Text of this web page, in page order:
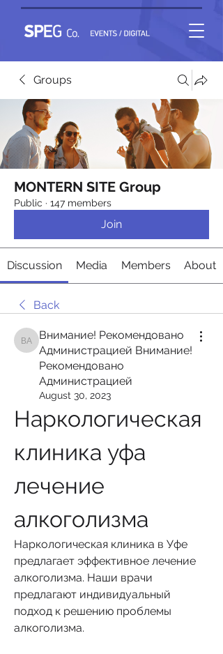
Groups
MONTERN SITE Group
Public · 147 members
Join
Discussion Media Members About
Back
Внимание! Рекомендовано Администрацией
Внимание! Рекомендовано
Администрацией Внимание!
Рекомендовано
Администрацией
August 30, 2023
Наркологическая
клиника уфа
лечение
алкоголизма
Наркологическая клиника в Уфе
предлагает эффективное лечение
алкоголизма. Наши врачи
предлагают индивидуальный
подход к решению проблемы
алкоголизма.